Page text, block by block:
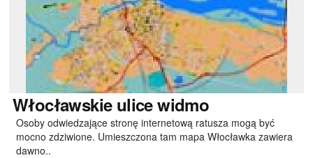
Włocławskieulice widmo
Osoby odwiedzające stronę internetową ratusza mogą być
mocno zdziwione. Umieszczona tam mapa Włocławka zawiera
dawno..